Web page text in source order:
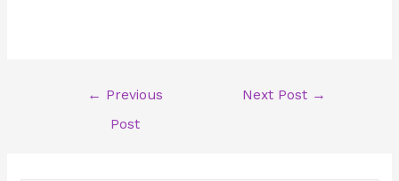
Post
navigation
← Previous
Post
Next Post →